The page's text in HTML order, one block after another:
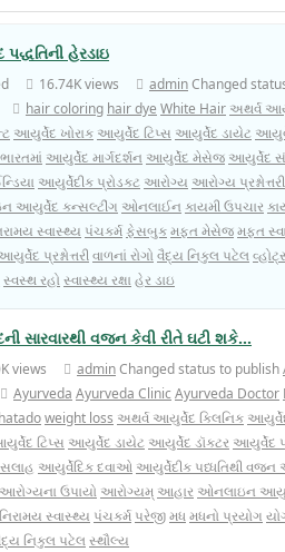
હેરડાઇ
16.74K views adminChanged
hair coloring hair dye White Hair અથર્વ
આયુર્વેદ ખોરાક આયુર્વેદ ટિપ્સ આયુર્વેદ ડાયેટ
આયુર્વેદ માર્ગદર્શન આયુર્વેદ મેસેજ આયુર્વેદ
આયુર્વેદીક પ્રોડક્ટ આરોગ્ય આરોગ્ય પ્રશ્નોત્તરી
આયુર્વેદ કન્સલ્ટીંગ ઓનલાઈન કાયમી ઉપચાર
સ્વાસ્થ્ય પંચકર્મફેસબુકમફત મેસેજમફત
પ્રશ્નોત્તરીવાળનાં રોગોવૈદ્ય નિકુલ પટેલ
સ્વસ્થ રહોસ્વાસ્થ્ય રક્ષા હેર ડાઇ
સારવારથી વજન કેવી રીતે ઘટી શકે…
views adminChanged status to publish
Ayurveda Ayurveda Clinic Ayurveda Doctor
weight loss અથર્વ આયુર્વેદ ક્લિનિક
ટિપ્સ આયુર્વેદ ડાયેટ આયુર્વેદ ડૉક્ટર આયુર્વેદ
આયુર્વેદિક દવાઓ આયુર્વેદીક પધ્ધતિથી
આરોગ્યના ઉપાયો આરોગ્યમ્ આહાર ઓનલાઇન
નિરામય સ્વાસ્થ્ય પંચકર્મ પરેજીમધમધનો પ્રયોગ
નિકુલ પટેલસ્થૌલ્ય